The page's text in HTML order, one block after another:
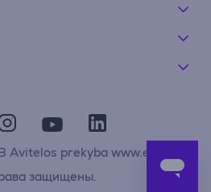
prekyba www.elesen.lt
защищены.